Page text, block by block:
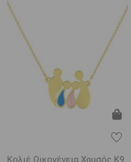
Κολιέ Οικογένεια Χρυσός Κ9